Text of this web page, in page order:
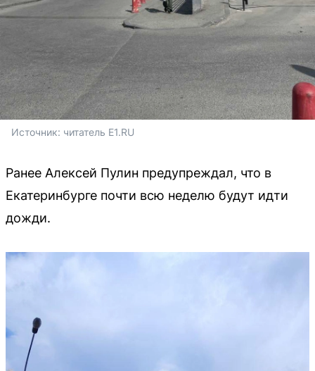
Источник: читатель E1.RU
Ранее Алексей Пулин предупреждал, что в
Екатеринбурге почти всю неделю будут идти
дожди.